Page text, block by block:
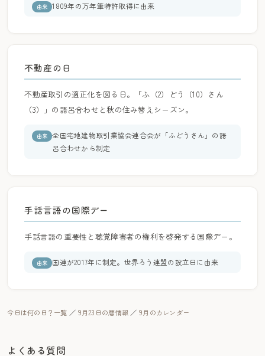
由来 1809年の万年筆特許取得に由来
不動産の日
不動産取引の適正化を図る日。「ふ（2）どう（10）さん
（3）」の語呂合わせと秋の住み替えシーズン。
由来 全国宅地建物取引業協会連合会が「ふどうさん」の語
呂合わせから制定
手話言語の国際デー
手話言語の重要性と聴覚障害者の権利を啓発する国際デー。
由来 国連が2017年に制定。世界ろう連盟の設立日に由来
今日は何の日？一覧 ／ 9月23日の暦情報 ／ 9月のカレンダー
よくある質問